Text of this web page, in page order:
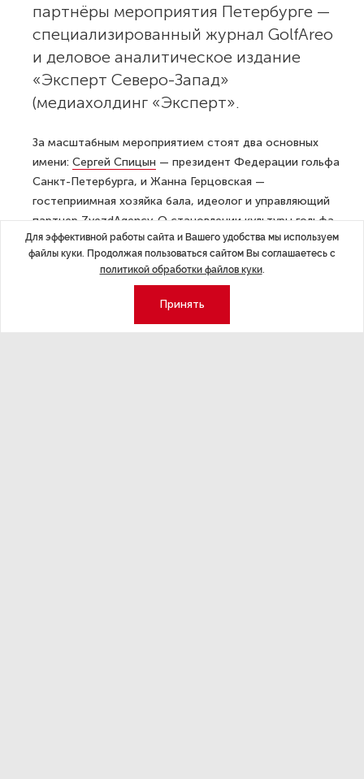
партнёры мероприятия Петербурге —
специализированный журнал GolfAreo
и деловое аналитическое издание
«Эксперт Северо-Запад»
(медиахолдинг «Эксперт».
За масштабным мероприятием стоят два основных
имени: Сергей Спицын — президент Федерации гольфа
Санкт-Петербурга, и Жанна Герцовская —
гостеприимная хозяйка бала, идеолог и управляющий
партнер ZvezdАgency. О становлении культуры гольфа,
индустрии событийного менеджмента и истоках
формирования личности — в беседе с Жанной
Для эффективной работы сайта и Вашего удобства мы используем
файлы куки. Продолжая пользоваться сайтом Вы соглашаетесь с
политикой обработки файлов куки.
Принять